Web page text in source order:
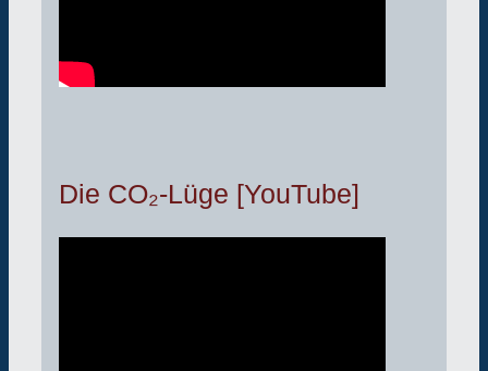
Die CO₂-Lüge [YouTube]